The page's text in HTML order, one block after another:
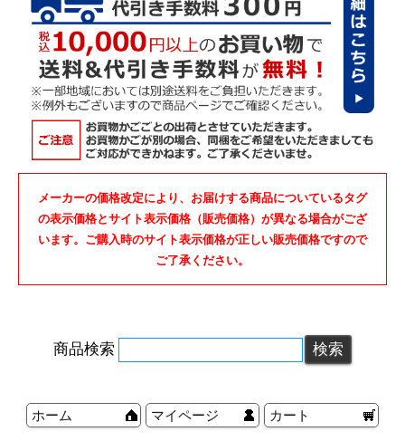
メーカーの価格改定により、お届けする商品についているタグ
の表示価格とサイト表示価格（販売価格）が異なる場合がござ
います。ご購入時のサイト表示価格が正しい販売価格ですので
ご了承ください。
商品検索
ホーム マイページ カート